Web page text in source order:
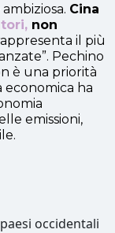
Cina
non
il più
Pechino
è una priorità
economica ha
emissioni,
occidentali